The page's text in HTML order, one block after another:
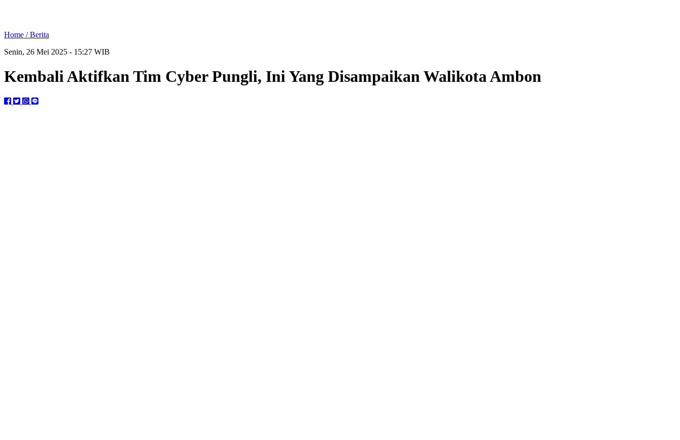
Home /Berita
Senin, 26 Mei 2025 - 15:27 WIB
Kembali Aktifkan Tim Cyber Pungli, Ini Yang Disampaikan Walikota Ambon